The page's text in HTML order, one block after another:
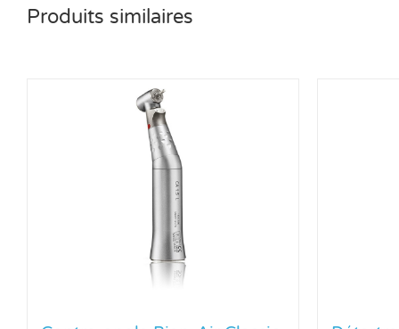
Produits similaires